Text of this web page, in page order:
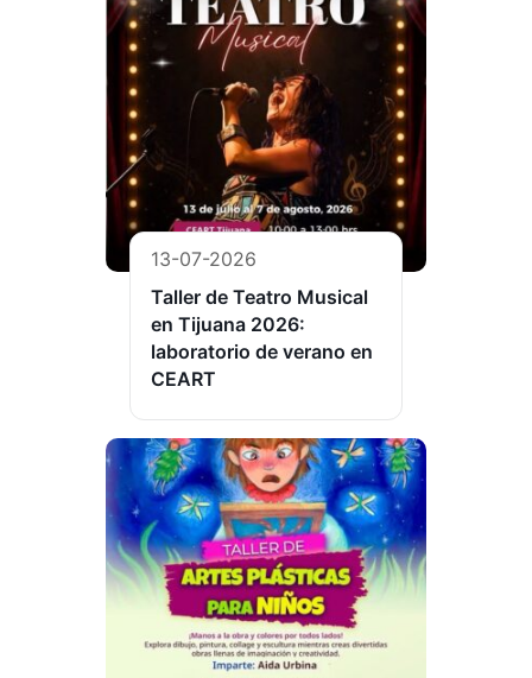
13-07-2026
Taller de Teatro Musical
en Tijuana 2026:
laboratorio de verano en
CEART